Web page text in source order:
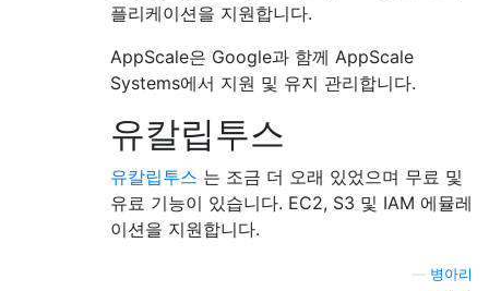
플리케이션을 지원합니다.
AppScale은 Google과 함께 AppScale
Systems에서 지원 및 유지 관리합니다.
유칼립투스
유칼립투스 는 조금 더 오래 있었으며 무료 및
유료 기능이 있습니다. EC2, S3 및 IAM 에뮬레
이션을 지원합니다.
병아리